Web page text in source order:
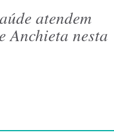
atendem
Anchieta nesta